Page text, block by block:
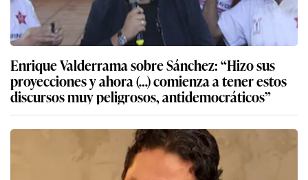
Enrique Valderrama sobre Sánchez: “Hizo sus
proyecciones y ahora (…) comienza a tener estos
discursos muy peligrosos, antidemocráticos”